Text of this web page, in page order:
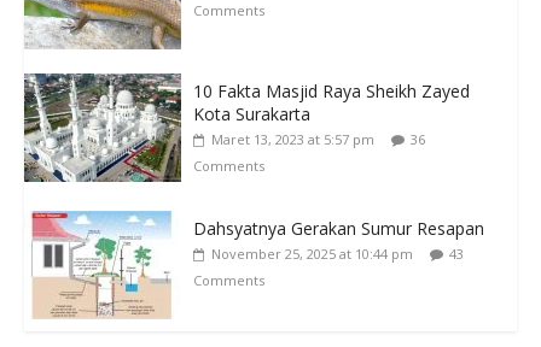
Comments
10 Fakta Masjid Raya Sheikh Zayed
Kota Surakarta
Maret 13, 2023 at 5:57 pm
36
Comments
Dahsyatnya Gerakan Sumur Resapan
November 25, 2025 at 10:44 pm
43
Comments